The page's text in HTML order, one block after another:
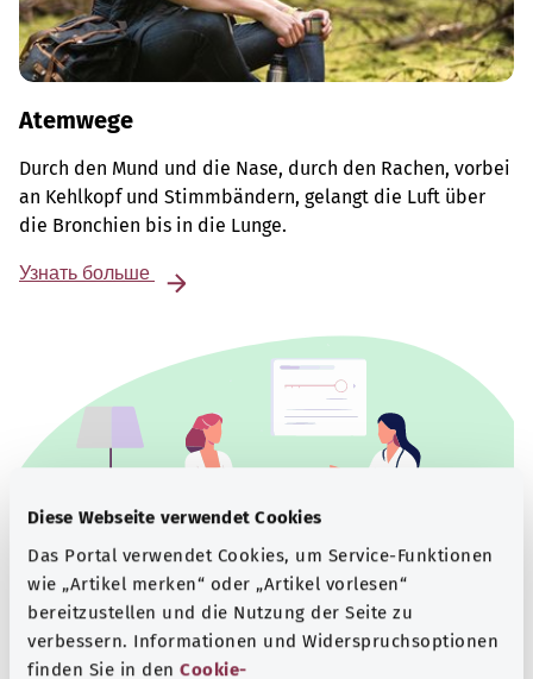
Diese Webseite verwendet Cookies
Das Portal verwendet Cookies, um Service-Funktionen
wie „Artikel merken“ oder „Artikel vorlesen“
bereitzustellen und die Nutzung der Seite zu
verbessern. Informationen und Widerspruchsoptionen
finden Sie in den Cookie-
Atemwege
Durch den Mund und die Nase, durch den Rachen, vorbei
an Kehlkopf und Stimmbändern, gelangt die Luft über
die Bronchien bis in die Lunge.
Узнать больше
Beratung und Hilfe